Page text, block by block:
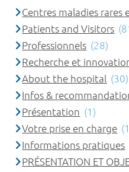
Centres maladies rares
Patients and Visitors
Professionnels (28)
Recherche et
About the hospital (30)
Infos &
Présentation (1)
Votre prise en charge
Informations pratiques
PRÉSENTATION ET